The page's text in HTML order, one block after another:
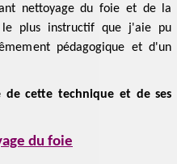
nettoyage du foie et de la
plus instructif que j'aie pu
pédagogique et d'un
de cette technique et de ses
du foie